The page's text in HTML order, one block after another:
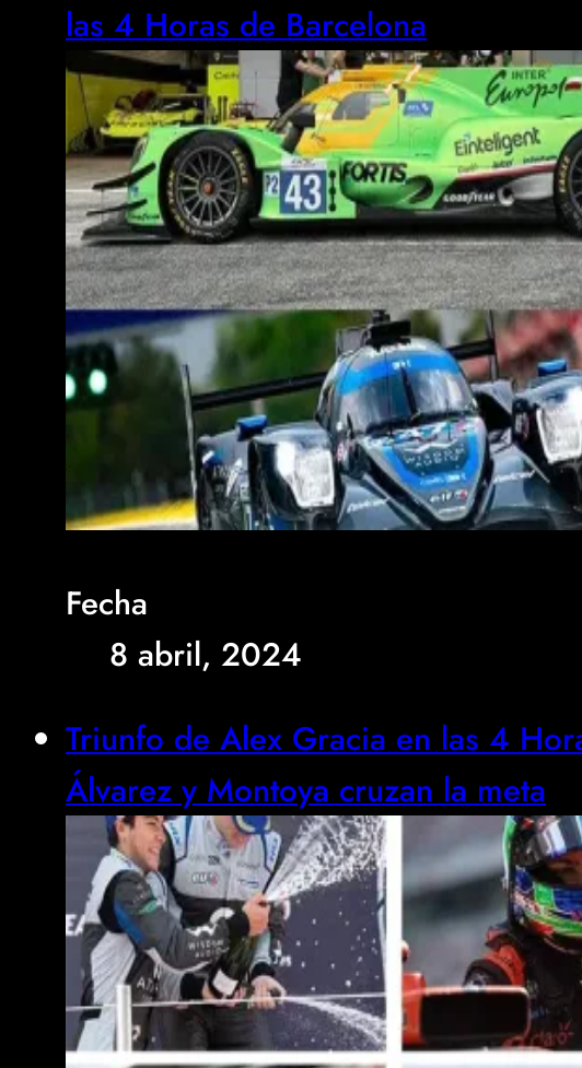
las 4 Horas de Barcelona
Fecha
8 abril, 2024
Triunfo de Alex Gracia en las 4
Álvarez y Montoya cruzan la meta